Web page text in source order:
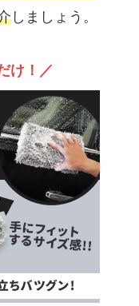
しましょう。
け！／